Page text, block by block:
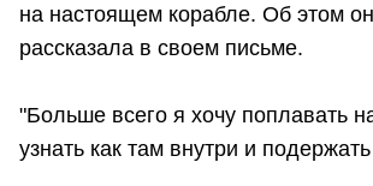
на настоящем корабле. Об этом
рассказала в своем письме.
"Больше всего я хочу поплавать
узнать как там внутри и